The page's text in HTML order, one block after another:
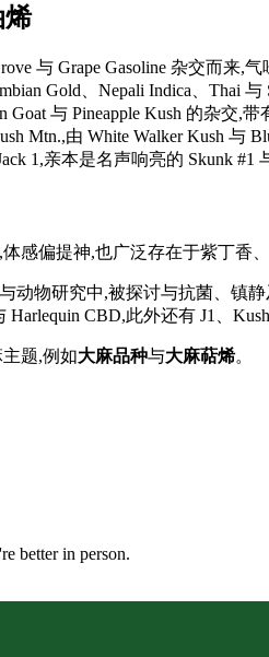
烯
与 Grape Gasoline 杂交而来
Gold、Nepali Indica、Thai
Goat 与 Pineapple Kush 的杂交,
Mtn.,由 White Walker Kush 与
1,亲本是名声响亮的 Skunk
感偏提神,也广泛存在于紫丁香
动物研究中,被探讨与抗菌、镇
CBD,此外还有 J1、Kush
题,例如大麻品种与大麻萜烯。
better in person.